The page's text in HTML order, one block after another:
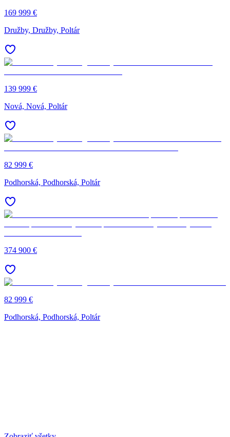
169 999 €
Družby, Družby, Poltár
139 999 €
Nová, Nová, Poltár
82 999 €
Podhorská, Podhorská, Poltár
374 900 €
82 999 €
Podhorská, Podhorská, Poltár